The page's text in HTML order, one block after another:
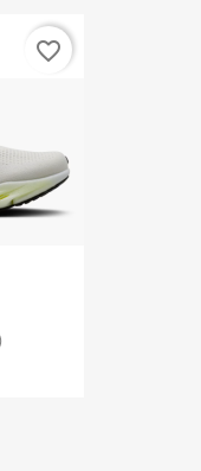
favorite_border